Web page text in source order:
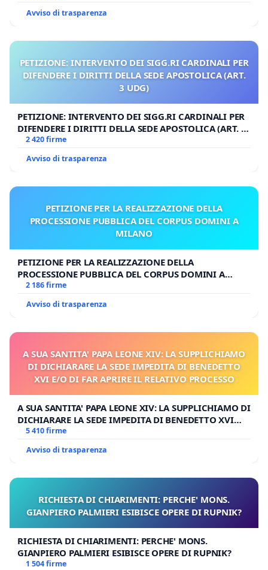
Avviso di trasparenza
PETIZIONE: INTERVENTO DEI SIGG.RI CARDINALI PER
DIFENDERE I DIRITTI DELLA SEDE APOSTOLICA (ART.
3 UDG)
PETIZIONE: INTERVENTO DEI SIGG.RI CARDINALI PER
DIFENDERE I DIRITTI DELLA SEDE APOSTOLICA (ART. 3
UDG)
2 420 firme
Avviso di trasparenza
PETIZIONE PER LA REALIZZAZIONE DELLA
PROCESSIONE PUBBLICA DEL CORPUS DOMINI A
MILANO
PETIZIONE PER LA REALIZZAZIONE DELLA
PROCESSIONE PUBBLICA DEL CORPUS DOMINI A
MILANO
2 186 firme
Avviso di trasparenza
A SUA SANTITA' PAPA LEONE XIV: LA SUPPLICHIAMO
DI DICHIARARE LA SEDE IMPEDITA DI BENEDETTO
XVI E/O DI FAR APRIRE IL RELATIVO PROCESSO
A SUA SANTITA' PAPA LEONE XIV: LA SUPPLICHIAMO DI
DICHIARARE LA SEDE IMPEDITA DI BENEDETTO XVI
E/O DI FAR APRIRE IL RELATIVO PROCESSO
5 410 firme
Avviso di trasparenza
RICHIESTA DI CHIARIMENTI: PERCHE' MONS.
GIANPIERO PALMIERI ESIBISCE OPERE DI RUPNIK?
RICHIESTA DI CHIARIMENTI: PERCHE' MONS.
GIANPIERO PALMIERI ESIBISCE OPERE DI RUPNIK?
1 504 firme